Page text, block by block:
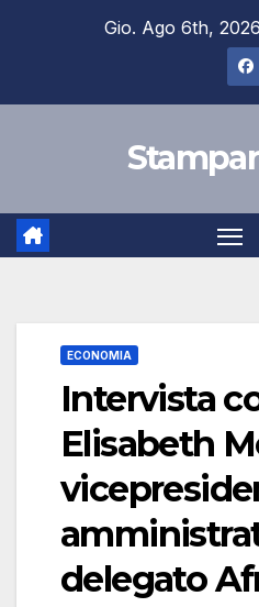
Gio. Ago 6th, 2026
ECONOMIA
Intervista
Elisabeth
delegato